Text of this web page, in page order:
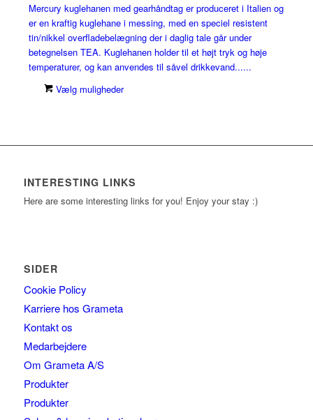
Mercury kuglehanen med gearhåndtag er produceret i Italien og
er en kraftig kuglehane i messing, med en speciel resistent
tin/nikkel overfladebelægning der i daglig tale går under
betegnelsen TEA. Kuglehanen holder til et højt tryk og høje
temperaturer, og kan anvendes til såvel drikkevand......
Vælg muligheder
INTERESTING LINKS
Here are some interesting links for you! Enjoy your stay :)
SIDER
Cookie Policy
Karriere hos Grameta
Kontakt os
Medarbejdere
Om Grameta A/S
Produkter
Produkter